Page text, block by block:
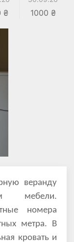
₴ 1000 ₴
веранду
мебели.
номера
метра. В
кровать и